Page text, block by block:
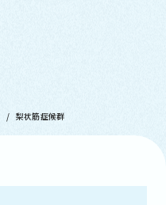
/ 梨状筋症候群